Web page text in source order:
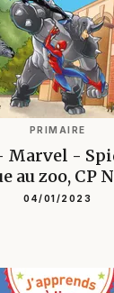
PRIMAIRE
Marvel -
au zoo, CP
04/01/2023